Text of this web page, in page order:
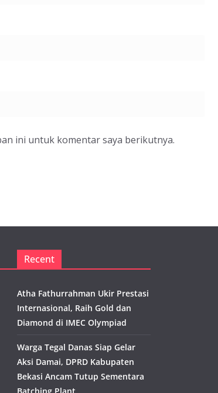
ini untuk komentar saya berikutnya.
Recent
Atha Fathurrahman Ukir Prestasi
Internasional, Raih Gold dan
Diamond di IMEC Olympiad
Warga Tegal Danas Siap Gelar
Aksi Damai, DPRD Kabupaten
Bekasi Ancam Tutup Sementara